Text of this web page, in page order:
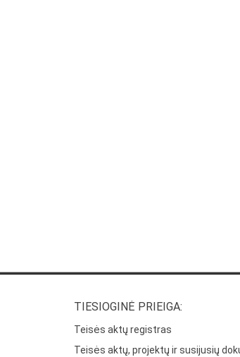
TIESIOGINĖ PRIEIGA:
Teisės aktų registras
Teisės aktų, projektų ir susijusių